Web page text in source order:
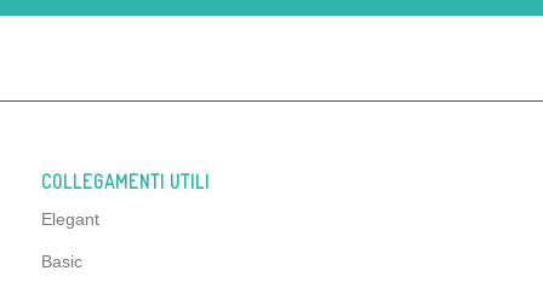
COLLEGAMENTI UTILI
Elegant
Basic